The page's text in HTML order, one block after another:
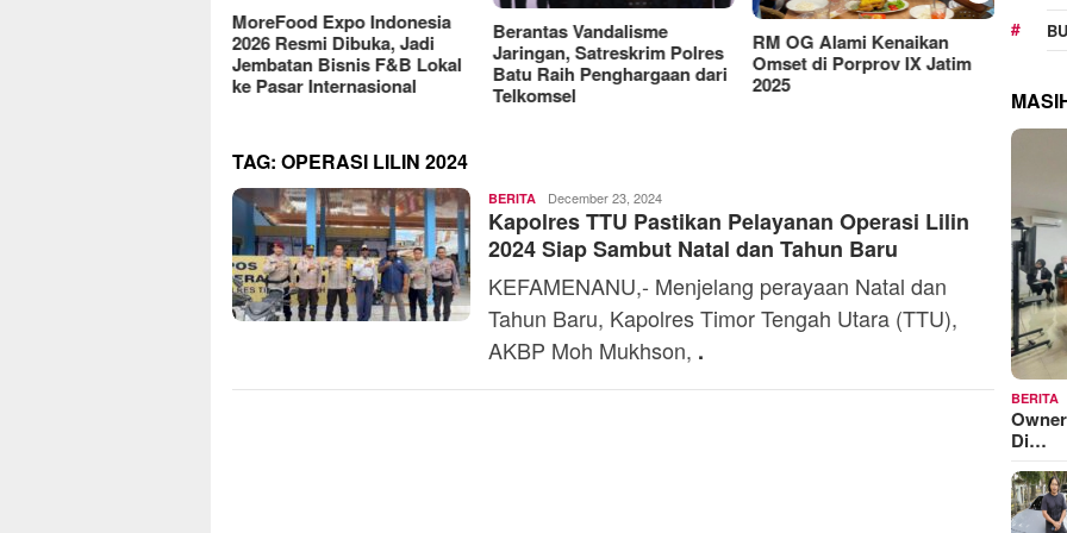
Berantas Vandalisme
Jaringan, Satreskrim Polres
Batu Raih Penghargaan dari
Telkomsel
RM OG Alami Kenaikan
Omset di Porprov IX Jatim
2025
Manjakan Pelanggan,
Indosat Luncurkan IM3
Platinum dengan Sentuhan
AI dalam Tiap Fiturnya
RAT
TAG: OPERASI LILIN 2024
BERITA
Kaba
December 23, 2024
Kapolres TTU Pastikan Pelayanan Operasi Lilin
2024 Siap Sambut Natal dan Tahun Baru
KEFAMENANU,- Menjelang perayaan Natal dan
Tahun Baru, Kapolres Timor Tengah Utara (TTU),
AKBP Moh Mukhson, .
BERITA
Di…